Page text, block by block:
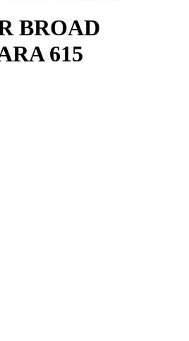
BROAD
615